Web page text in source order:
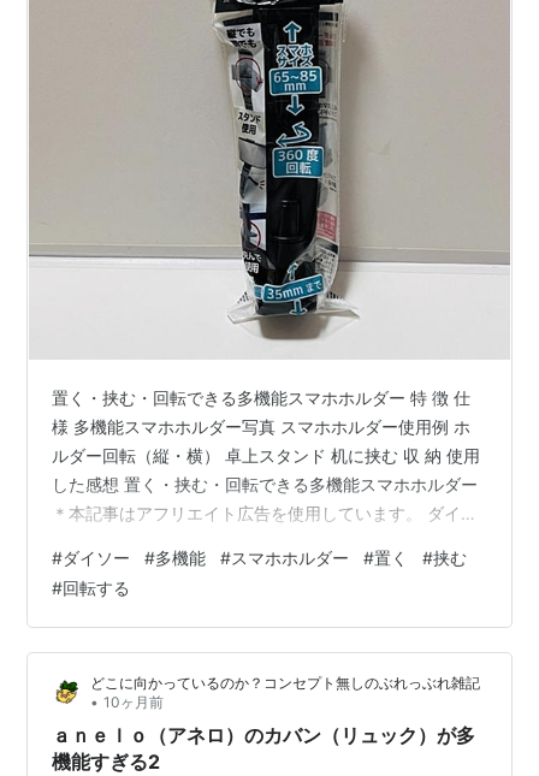
置く・挟む・回転できる多機能スマホホルダー 特 徴 仕
様 多機能スマホホルダー写真 スマホホルダー使用例 ホ
ルダー回転（縦・横） 卓上スタンド 机に挟む 収 納 使用
した感想 置く・挟む・回転できる多機能スマホホルダー
＊本記事はアフリエイト広告を使用しています。 ダイソ
しましたが、「多機能」の言葉に手に取り購入しまし
た。 リンク 特 徴 ●縦置き・横置きどちらでも使用でき
ます。 ●背面のスタンドを広げて使用できます。 ●机に
挟み、事務作業をしながら使用できます。 ●使用しない
時は、コンパクトに折りたためます。 仕 様 品 名：多機
能スマホ…
#ダイソー #多機能 #スマホホルダー #置く #挟む
#回転する
どこに向かっているのか？コンセプト無しのぶれっぶれ雑記
• 10ヶ月前
ａｎｅｌｏ（アネロ）のカバン（リュック）が多
機能すぎる2